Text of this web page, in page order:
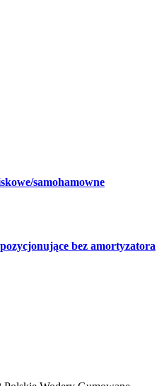
samohamowne
bez amortyzatora